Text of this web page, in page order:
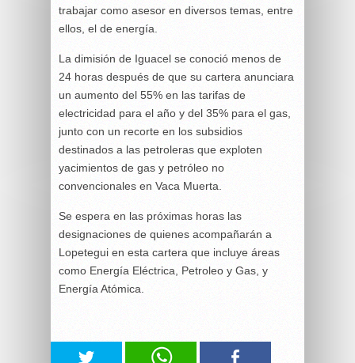
trabajar como asesor en diversos temas, entre
ellos, el de energía.
La dimisión de Iguacel se conoció menos de
24 horas después de que su cartera anunciara
un aumento del 55% en las tarifas de
electricidad para el año y del 35% para el gas,
junto con un recorte en los subsidios
destinados a las petroleras que exploten
yacimientos de gas y petróleo no
convencionales en Vaca Muerta.
Se espera en las próximas horas las
designaciones de quienes acompañarán a
Lopetegui en esta cartera que incluye áreas
como Energía Eléctrica, Petroleo y Gas, y
Energía Atómica.